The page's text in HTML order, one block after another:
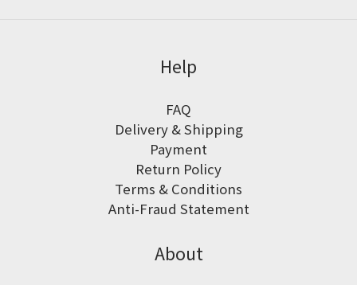
Help
FAQ
Delivery & Shipping
Payment
Return Policy
Terms & Conditions
Anti-Fraud Statement
About